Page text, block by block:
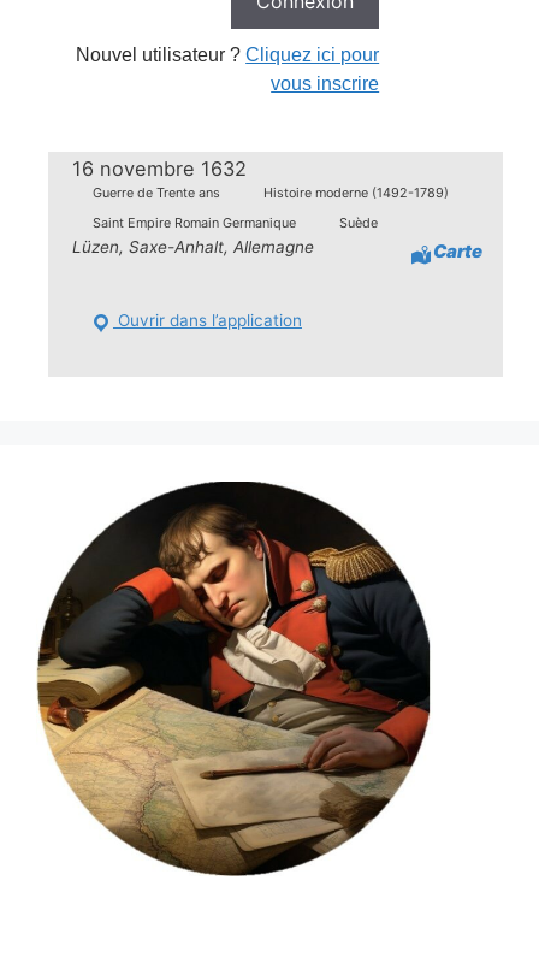
Nouvel utilisateur ?Cliquez ici pour
vous inscrire
16 novembre 1632
Guerre de Trente ans
Histoire moderne (1492-1789)
Saint Empire Romain Germanique
Suède
Lüzen, Saxe-Anhalt, Allemagne Carte
Ouvrir dans l’application